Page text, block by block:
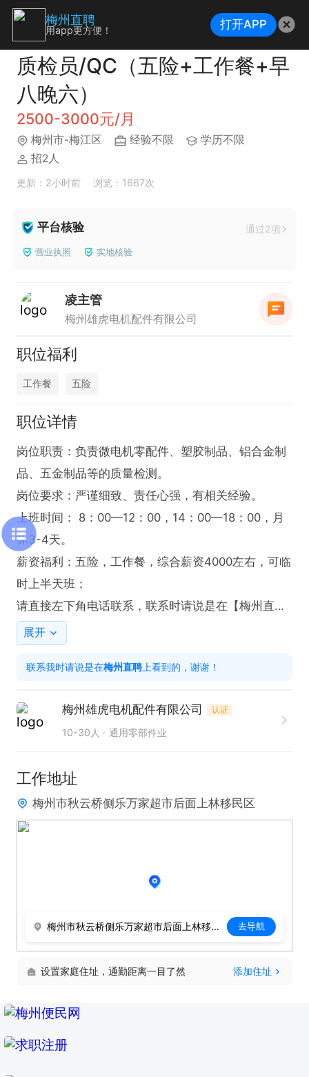
质检员/QC（五险+工作餐+早
八晚六）
2500-3000元/月
梅州市-梅江区 经验不限
学历不限
招2人
更新：2小时前 浏览：1667次
平台核验 通过2项
营业执照 实地核验
凌主管
梅州雄虎电机配件有限公司
职位福利
工作餐 五险
职位详情
岗位职责：负责微电机零配件、塑胶制品、铝合金制
品、五金制品等的质量检测。
岗位要求：严谨细致、责任心强，有相关经验。
上班时间： 8：00—12：00，14：00—18：00，月
休3-4天。
薪资福利：五险，工作餐，综合薪资4000左右，可临
时上半天班；
请直接左下角电话联系，联系时请说是在【梅州直
聘】看见的哦。
展开
联系我时请说是在梅州直聘 上看到的，谢谢！
梅州雄虎电机配件有限公司 认证
10-30人 通用零部件业
工作地址
梅州市秋云桥侧乐万家超市后面上林移民区
梅州市秋云桥侧乐万家超市后面上林移民区 去导航
设置家庭住址，通勤距离一目了然 添加住址
梅州直聘
用app更方便！ 打开APP